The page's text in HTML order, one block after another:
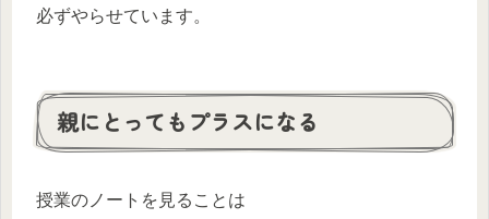
必ずやらせています。
親にとってもプラスになる
授業のノートを見ることは